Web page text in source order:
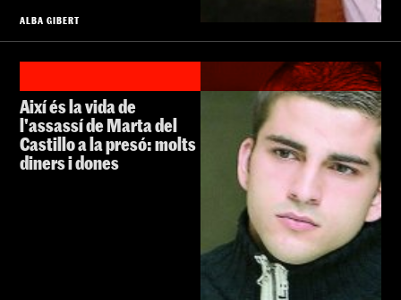
ALBA GIBERT
Així és la vida de
l'assassí de Marta del
Castillo a la presó: molts
diners i dones